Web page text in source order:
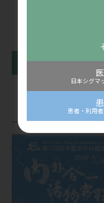
前の記事
日本シグマ
患者・利用